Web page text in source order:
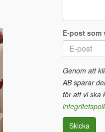
E-post som
Genom att
AB sparar
för att vi ska
Skicka